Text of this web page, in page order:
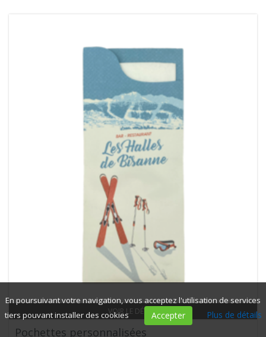
VOIR LE DÉTAIL
Pochettes personnalisées
En poursuivant votre navigation, vous acceptez l'utilisation de services
tiers pouvant installer des cookies
Accepter Plus de détails